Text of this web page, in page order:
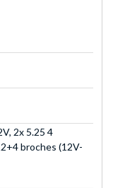
2x 5.25 4
broches (12V-